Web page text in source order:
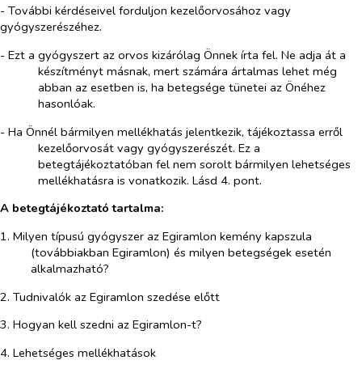
- További kérdéseivel forduljon kezelőorvosához vagy
gyógyszerészéhez.
- Ezt a gyógyszert az orvos kizárólag Önnek írta fel. Ne adja át a
készítményt másnak, mert számára ártalmas lehet még
abban az esetben is, ha betegsége tünetei az Önéhez
hasonlóak.
- Ha Önnél bármilyen mellékhatás jelentkezik, tájékoztassa erről
kezelőorvosát vagy gyógyszerészét. Ez a
betegtájékoztatóban fel nem sorolt bármilyen lehetséges
mellékhatásra is vonatkozik. Lásd 4. pont.
A betegtájékoztató tartalma:
1. Milyen típusú gyógyszer az Egiramlon kemény kapszula
(továbbiakban Egiramlon) és milyen betegségek esetén
alkalmazható?
2. Tudnivalók az Egiramlon szedése előtt
3. Hogyan kell szedni az Egiramlon-t?
4. Lehetséges mellékhatások